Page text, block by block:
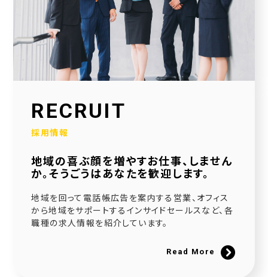
2026.01.30
当社公式SNSアカウントを立ち上げました！
2026.01.16
採用サイトを大幅リニューアルいたしました！
社会福祉協議会様と協働で生活べんり帳を制作いたしました
広告枠付きエンディングノートの個別販売を開始しました！
NPO法人様と協働でエンディングノートを制作いたしました
2025.08.20
RECRUIT
採用情報
地域の喜ぶ顔を増やすお仕事、しません
か。そうごうはあなたを歓迎します。
地域を回って電話帳広告を案内する営業、オフィス
から地域をサポートするインサイドセールスなど、各
職種の求人情報を紹介しています。
Read More